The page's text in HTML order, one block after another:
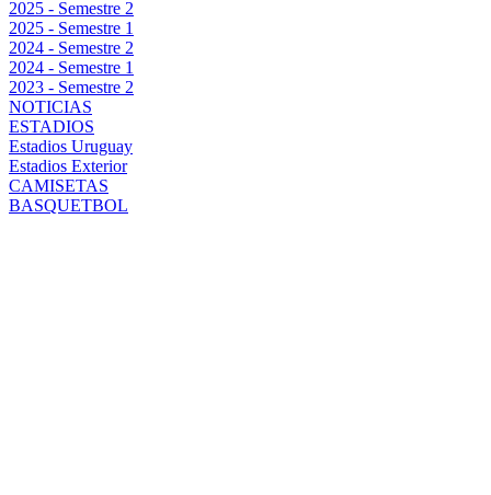
2025 - Semestre 2
2025 - Semestre 1
2024 - Semestre 2
2024 - Semestre 1
2023 - Semestre 2
NOTICIAS
ESTADIOS
Estadios Uruguay
Estadios Exterior
CAMISETAS
BASQUETBOL